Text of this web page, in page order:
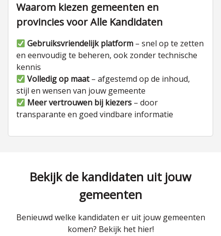
Waarom kiezen gemeenten en
provincies voor Alle Kandidaten
Gebruiksvriendelijk platform – snel op te zetten
en eenvoudig te beheren, ook zonder technische
kennis
Volledig op maat– afgestemd op de inhoud,
stijl en wensen van jouw gemeente
Meer vertrouwen bij kiezers – door
transparante en goed vindbare informatie
Bekijk de kandidaten uit jouw
gemeenten
Benieuwd welke kandidaten er uit jouw gemeenten
komen? Bekijk het hier!